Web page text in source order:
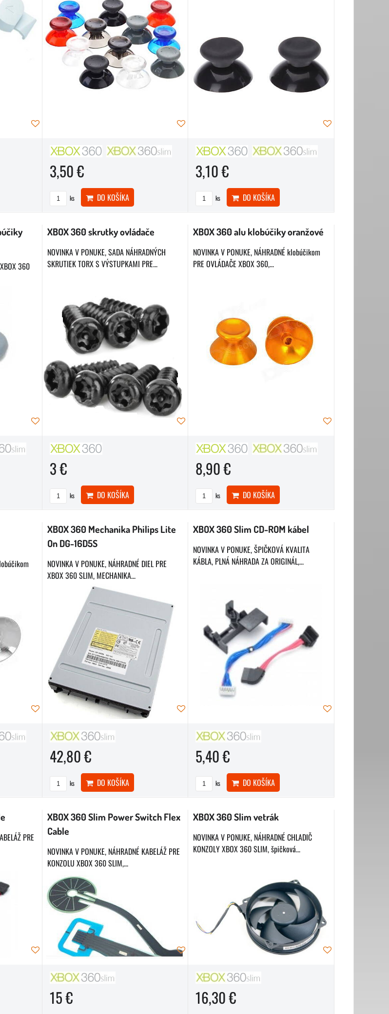
3,50 €
ks DO KOŠÍKA
3,10 €
ks DO KOŠÍKA
360
XBOX 360 skrutky ovládače
NOVINKA V PONUKE, SADA NÁHRADNÝCH
SKRUTIEK TORX S VÝSTUPKAMI PRE...
3 €
ks DO KOŠÍKA
XBOX 360 alu klobúčiky oranžové
NOVINKA V PONUKE, NÁHRADNÉ klobúčikom
PRE OVLÁDAČE XBOX 360,...
8,90 €
ks DO KOŠÍKA
XBOX 360 Mechanika Philips Lite
On DG-16D5S
NOVINKA V PONUKE, NÁHRADNÉ DIEL PRE
XBOX 360 SLIM, MECHANIKA...
42,80 €
ks DO KOŠÍKA
XBOX 360 Slim CD-ROM kábel
NOVINKA V PONUKE, ŠPIČKOVÁ KVALITA
KÁBLA, PLNÁ NÁHRADA ZA ORIGINÁL,...
5,40 €
ks DO KOŠÍKA
PRE
XBOX 360 Slim Power Switch Flex
Cable
NOVINKA V PONUKE, NÁHRADNÉ KABELÁŽ PRE
KONZOLU XBOX 360 SLIM,...
15 €
XBOX 360 Slim vetrák
NOVINKA V PONUKE, NÁHRADNÉ CHLADIČ
KONZOLY XBOX 360 SLIM, špičková...
16,30 €